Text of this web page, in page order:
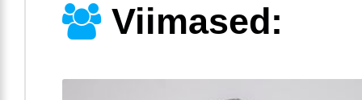
Viimased: